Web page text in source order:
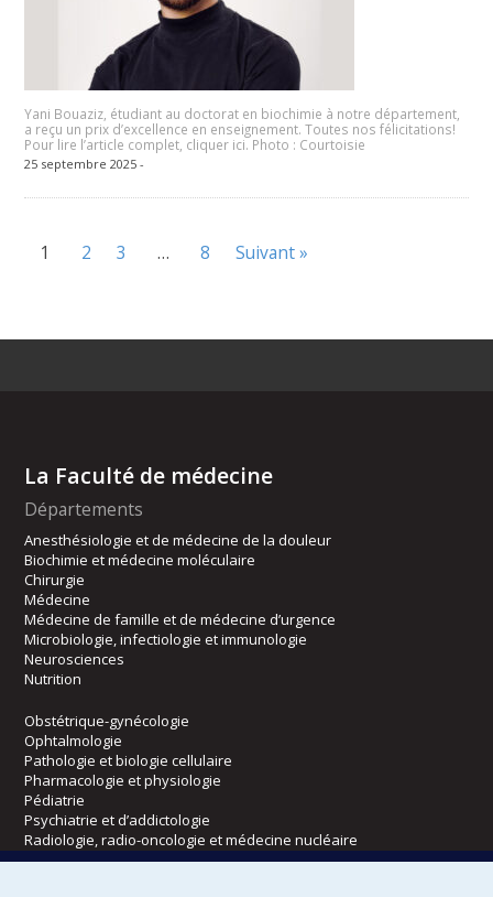
Yani Bouaziz, étudiant au doctorat en biochimie à notre département,
a reçu un prix d’excellence en enseignement. Toutes nos félicitations!
Pour lire l’article complet, cliquer ici. Photo : Courtoisie
25 septembre 2025 -
1 2 3 … 8 Suivant »
La Faculté de médecine
Départements
Anesthésiologie et de médecine de la douleur
Biochimie et médecine moléculaire
Chirurgie
Médecine
Médecine de famille et de médecine d’urgence
Microbiologie, infectiologie et immunologie
Neurosciences
Nutrition
Obstétrique-gynécologie
Ophtalmologie
Pathologie et biologie cellulaire
Pharmacologie et physiologie
Pédiatrie
Psychiatrie et d’addictologie
Radiologie, radio-oncologie et médecine nucléaire